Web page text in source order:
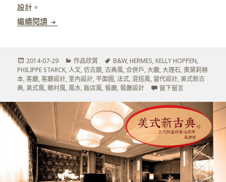
設計。
繼續閱讀 華麗，是設計革命獻給人類的陶醉方式。
發
佈
於
2014-07-29
分
類
作品欣賞
標
籤
B&W, HERMES, KELLY HOPPEN,
PHILIPPE STARCK,人文,仿古鏡,古典風,合併戶,大廳,大理石,奧黛莉赫
本,客廳,客廳設計,室內設計,平面圖, 法式,混搭風, 當代設計,美式新古
典,美式風,鄉村風, 風水,飯店風,餐廳,餐廳設計 留下留言在 華麗，是設